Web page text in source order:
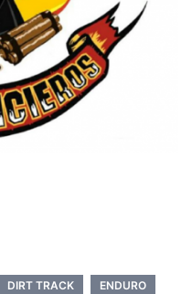
DIRT TRACK
ENDURO